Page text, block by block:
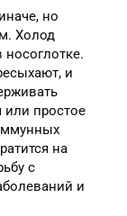
но
Холод
и
или простое
на
с
и